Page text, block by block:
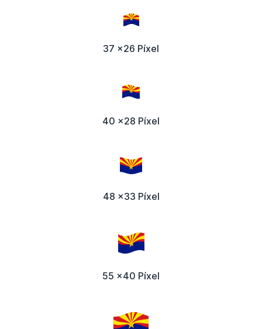
37 x26 Píxel
40 x28 Píxel
48 x33 Píxel
55 x40 Píxel